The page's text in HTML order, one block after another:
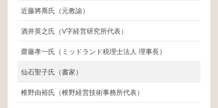
近藤將喬氏（元教諭）
酒井英之氏（V字経営研究所代表）
齋藤孝一氏（ミッドランド税理士法人 理事長）
仙石聖子氏（書家）
椎野由裕氏（椎野経営技術事務所代表）